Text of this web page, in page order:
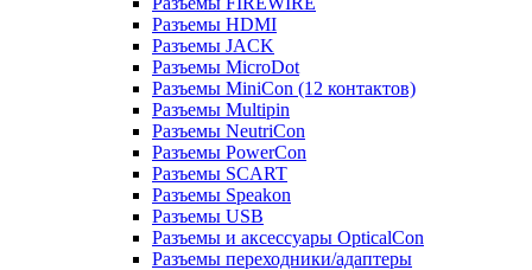
Разъемы HDMI
Разъемы JACK
Разъемы MicroDot
Разъемы MiniCon (12 контактов)
Разъемы Multipin
Разъемы NeutriCon
Разъемы PowerCon
Разъемы SCART
Разъемы Speakon
Разъемы USB
Разъемы и аксессуары OpticalCon
Разъемы переходники/адаптеры